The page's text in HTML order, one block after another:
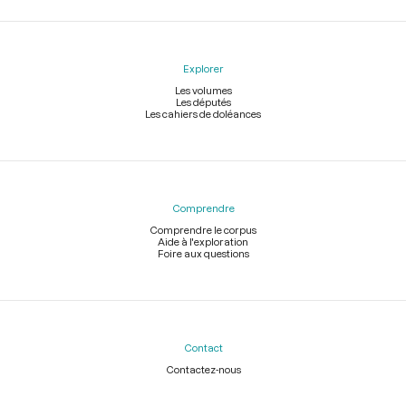
Explorer
Les volumes
Les députés
Les cahiers de doléances
Comprendre
Comprendre le corpus
Aide à l'exploration
Foire aux questions
Contact
Contactez-nous